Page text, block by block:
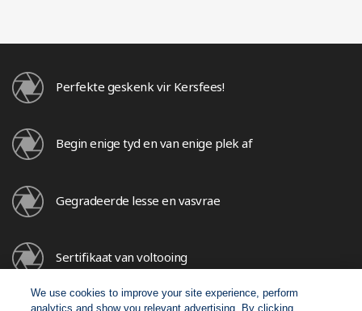
Perfekte geskenk vir Kersfees!
Begin enige tyd en van enige plek af
Gegradeerde lesse en vasvrae
Sertifikaat van voltooing
We use cookies to improve your site experience, perform
analytics and show you relevant advertising. By clicking